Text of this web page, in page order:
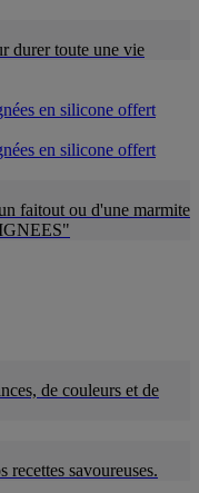
durer toute une vie
en silicone offert
en silicone offert
faitout ou d'une marmite
de couleurs et de
savoureuses.